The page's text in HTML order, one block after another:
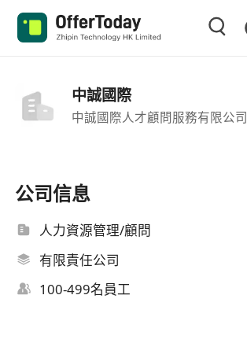
中誠國際
中誠國際人才顧問服務有限公司
公司信息
人力資源管理/顧問
有限責任公司
100-499名員工